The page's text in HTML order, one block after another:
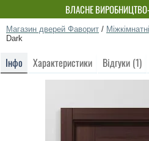
ВЛАСНЕ
Магазин дверей Фаворит /
Dark
Інфо Характеристики Відгуки (1)